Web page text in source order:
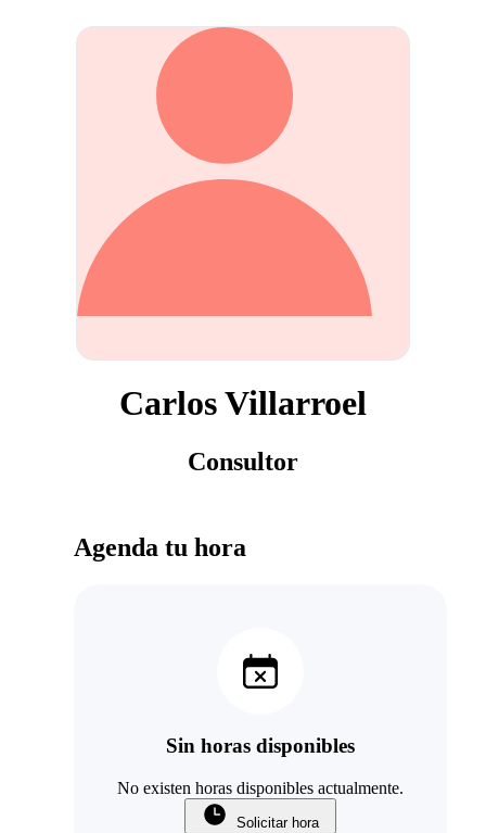
Carlos Villarroel
Consultor
Agenda tu hora
Sin horas disponibles
No existen horas disponibles actualmente.
Solicitar hora